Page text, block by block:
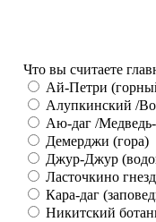
Что вы считаете
Ай-Петри
Алупкинский /
Аю-даг /Медведь-
Демерджи (гора)
Джур-Джур
Ласточкино
Кара-даг
Никитский